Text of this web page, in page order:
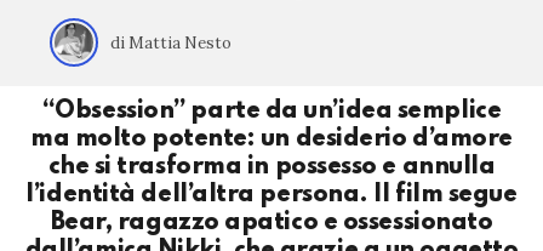
di Mattia Nesto
“Obsession” parte da un’idea semplice
ma molto potente: un desiderio d’amore
che si trasforma in possesso e annulla
l’identità dell’altra persona. Il film segue
Bear, ragazzo apatico e ossessionato